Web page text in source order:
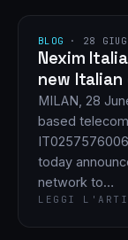
BLOG · 28
Nexim
new
MILAN, 28
based
today
network to…
LEGGI